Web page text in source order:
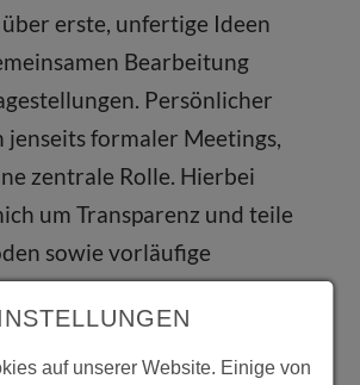
erste, unfertige Ideen
Bearbeitung
Persönlicher
jenseits formaler Meetings,
zentrale Rolle. Hierbei
um Transparenz und teile
sowie vorläufige
Gerade in der
Forschung ist Vertrauen
auf unserer Website. Einige von